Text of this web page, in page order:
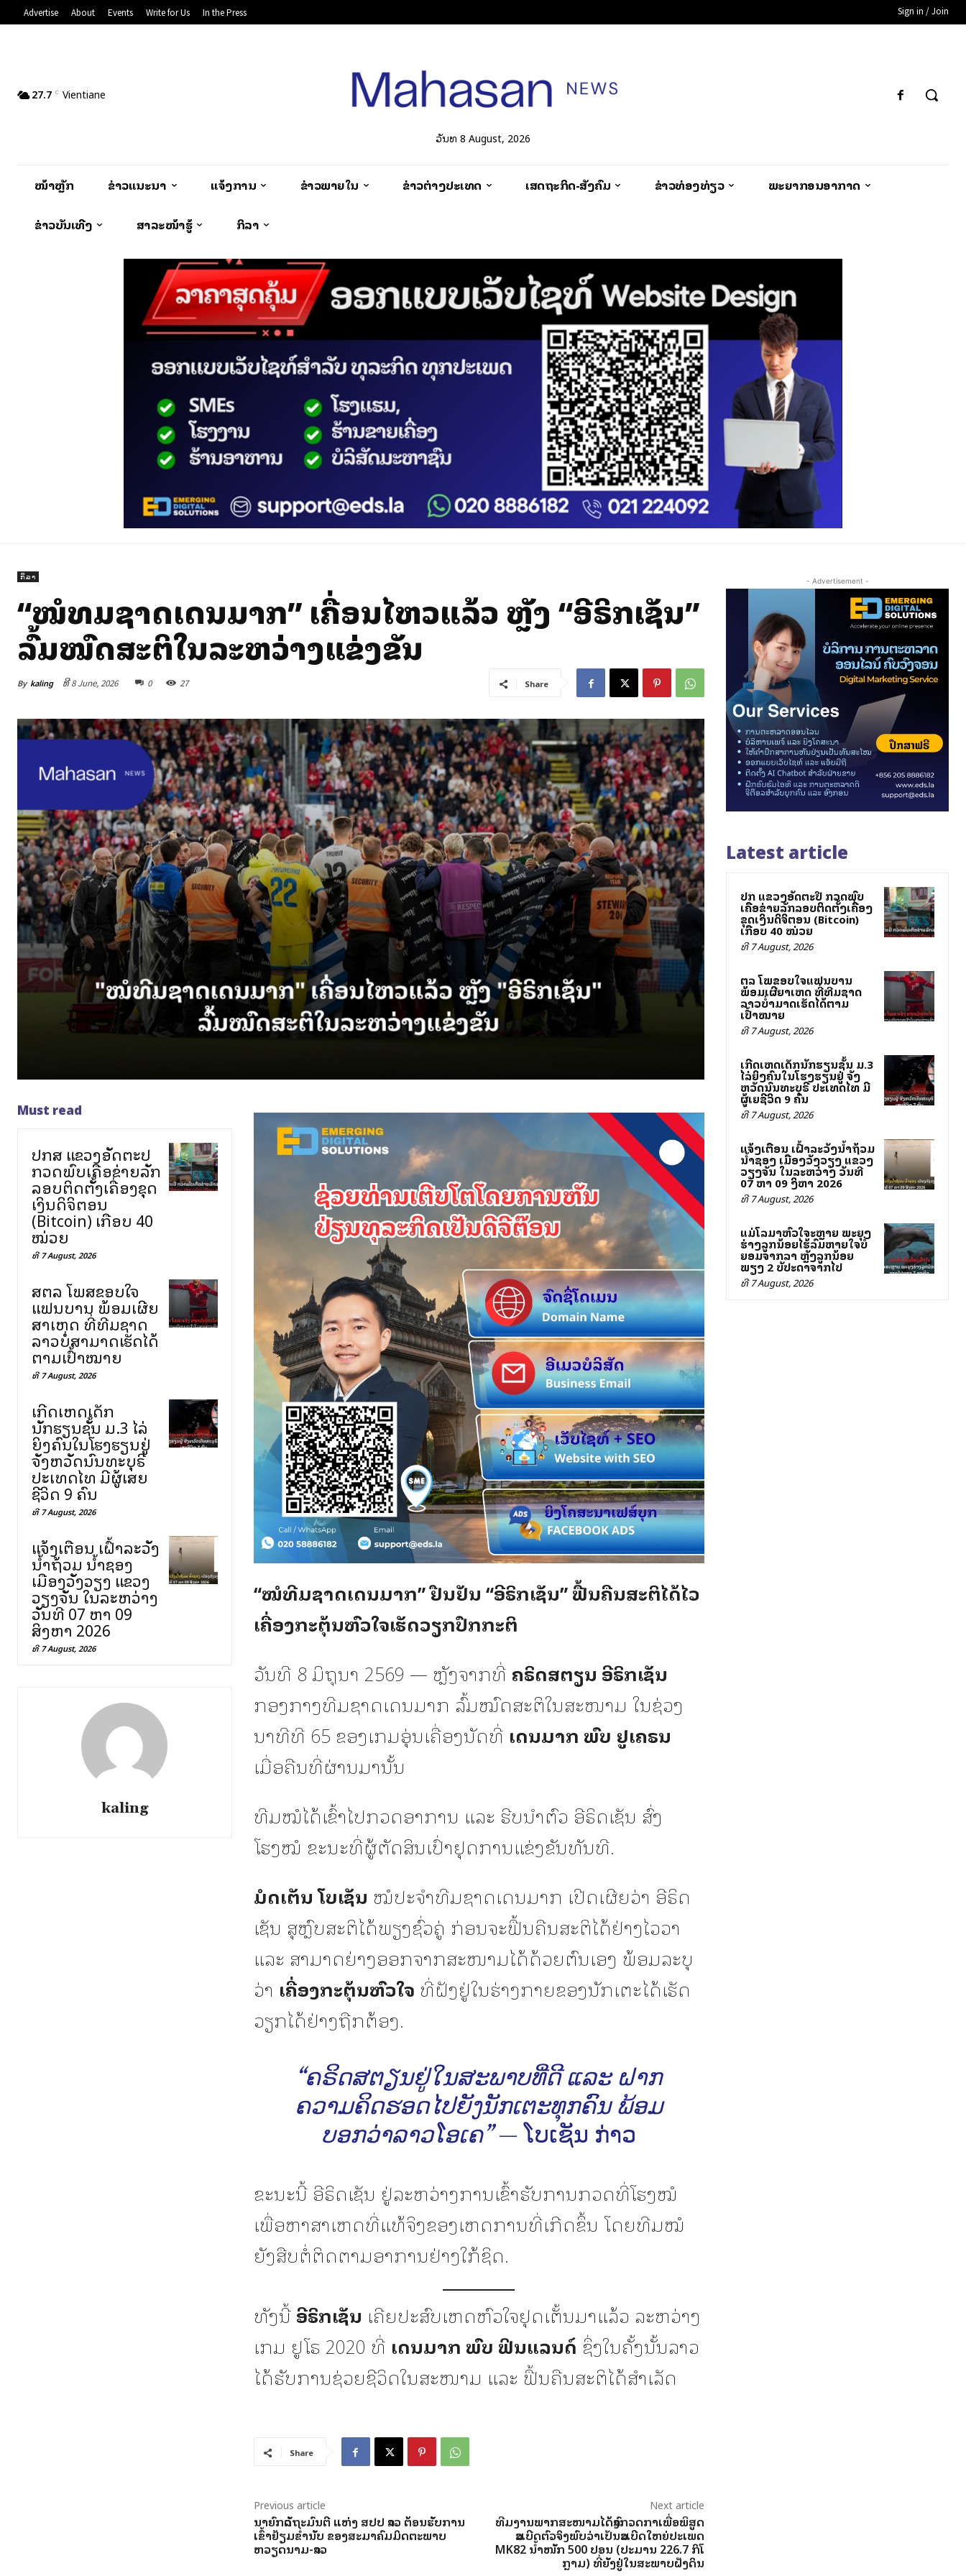
Advertise About Events Write for Us In the Press Sign in / Join
27.7 C Vientiane
ວັນທີ 8 August, 2026
ໜ້າຫຼັກ ຂ່າວແນະນຳ ແຈ້ງການ ຂ່າວພາຍໃນ ຂ່າວຕ່າງປະເທດ ເສດຖະກິດ-ສັງຄົມ ຂ່າວທ່ອງທ່ຽວ ພະຍາກອນອາກາດ
ຂ່າວບັນເທີງ ສາລະໜ້າຮູ້ ກິລາ
ກິລາ
“ໝໍທີມຊາດເດນມາກ” ເຄື່ອນໄຫວແລ້ວ ຫຼັງ “ອີຣິກເຊັນ”
ລົ້ມໝົດສະຕິໃນລະຫວ່າງແຂ່ງຂັນ
By kaling ທີ 8 June, 2026 0 27 Share
Must read
ປກສ ແຂວງອັດຕະປື
ກວດພົບເຄືອຂ່າຍລັກ
ລອບຕິດຕັ້ງເຄື່ອງຂຸດ
ເງິນດິຈິຕອນ
(Bitcoin) ເກືອບ 40
ໝ່ວຍ
ທີ 7 August, 2026
ສຕລ ໂພສຂອບໃຈ
ແຟນບານ ພ້ອມເຜີຍ
ສາເຫດ ທີ່ທີມຊາດ
ລາວບໍ່ສາມາດເຮັດໄດ້
ຕາມເປົ້າໝາຍ
ທີ 7 August, 2026
ເກີດເຫດເດັກ
ນັກຮຽນຊັ້ນ ມ.3 ໄລ່
ຍິງຄົນໃນໂຮງຮຽນຢູ່
ຈັງຫວັດນົນທະບຸຣີ
ປະເທດໄທ ມີຜູ້ເສຍ
ຊີວິດ 9 ຄົນ
ທີ 7 August, 2026
ແຈ້ງເຕືອນ ເຝົ້າລະວັງ
ນ້ຳຖ້ວມ ນ້ຳຊອງ
ເມືອງວັງວຽງ ແຂວງ
ວຽງຈັນ ໃນລະຫວ່າງ
ວັນທີ 07 ຫາ 09
ສິງຫາ 2026
ທີ 7 August, 2026
kaling
“ໝໍທີມຊາດເດນມາກ” ຢືນຢັນ “ອີຣິກເຊັນ” ຟື້ນຄືນສະຕິໄດ້ໄວ
ເຄື່ອງກະຕຸ້ນຫົວໃຈເຮັດວຽກປົກກະຕິ
ວັນທີ 8 ມິຖຸນາ 2569 — ຫຼັງຈາກທີ່ ຄຣິດສຕຽນ ອີຣິກເຊັນ
ກອງກາງທີມຊາດເດນມາກ ລົ້ມໝົດສະຕິໃນສະໜາມ ໃນຊ່ວງ
ນາທີທີ 65 ຂອງເກມອຸ່ນເຄື່ອງນັດທີ່ ເດນມາກ ພົບ ຢູເຄຣນ
ເມື່ອຄືນທີ່ຜ່ານມານັ້ນ
ທີມໝໍໄດ້ເຂົ້າໄປກວດອາການ ແລະ ຮີບນຳຕົວ ອີຣິດເຊັນ ສົ່ງ
ໂຮງໝໍ ຂະນະທີ່ຜູ້ຕັດສິນເປົ່າຢຸດການແຂ່ງຂັນທັນທີ.
ມໍດເຕັນ ໂບເຊັນ ໝໍປະຈຳທີມຊາດເດນມາກ ເປີດເຜີຍວ່າ ອີຣິດ
ເຊັນ ສຸຫຼົບສະຕິໄດ້ພຽງຊົ່ວຄູ່ ກ່ອນຈະຟື້ນຄືນສະຕິໄດ້ຢ່າງໄວວາ
ແລະ ສາມາດຍ່າງອອກຈາກສະໜາມໄດ້ດ້ວຍຕົນເອງ ພ້ອມລະບຸ
ວ່າ ເຄື່ອງກະຕຸ້ນຫົວໃຈ ທີ່ຝັງຢູ່ໃນຮ່າງກາຍຂອງນັກເຕະໄດ້ເຮັດ
ວຽກໄດ້ຢ່າງຖືກຕ້ອງ.
“ຄຣິດສຕຽນຢູ່ໃນສະພາບທີ່ດີ ແລະ ຝາກ
ຄວາມຄິດຮອດໄປຍັງນັກເຕະທຸກຄົນ ພ້ອມ
ບອກວ່າລາວໂອເຄ”— ໂບເຊັນ ກ່າວ
ຂະນະນີ້ ອີຣິດເຊັນ ຢູ່ລະຫວ່າງການເຂົ້າຮັບການກວດທີ່ໂຮງໝໍ
ເພື່ອຫາສາເຫດທີ່ແທ້ຈິງຂອງເຫດການທີ່ເກີດຂຶ້ນ ໂດຍທີມໝໍ
ຍັງສືບຕໍ່ຕິດຕາມອາການຢ່າງໃກ້ຊິດ.
ທັງນີ້ ອີຣິກເຊັນ ເຄີຍປະສົບເຫດຫົວໃຈຢຸດເຕັ້ນມາແລ້ວ ລະຫວ່າງ
ເກມ ຢູໂຣ 2020 ທີ່ ເດນມາກ ພົບ ຟິນແລນດ໌ ຊຶ່ງໃນຄັ້ງນັ້ນລາວ
ໄດ້ຮັບການຊ່ວຍຊີວິດໃນສະໜາມ ແລະ ຟື້ນຄືນສະຕິໄດ້ສຳເລັດ
Share
Previous article
ນາຍົກລັດຖະມົນຕີ ແຫ່ງ ສປປ ລາວ ຕ້ອນຮັບການ
ເຂົ້າຢ້ຽມຂໍ່ານັບ ຂອງສະມາຄົມມິດຕະພາບ
ຫວຽດນາມ-ລາວ
Next article
ທີມງານພາກສະໜາມໄດ້ລົງກວດກາເພື່ອພິສູດ
ລະເບີດຕົວຈິງພົບວ່າເປັນລະເບີດໃຫຍ່ປະເພດ
MK82 ນໍ້າໜັກ 500 ປອນ (ປະມານ 226.7 ກິໂລ
ກຼາມ) ທີ່ຍັງຢູ່ໃນສະພາບຝັງດິນ
- Advertisement -
Latest article
ປກສ ແຂວງອັດຕະປື ກວດພົບ
ເຄືອຂ່າຍລັກລອບຕິດຕັ້ງເຄື່ອງ
ຂຸດເງິນດິຈິຕອນ (Bitcoin)
ເກືອບ 40 ໝ່ວຍ
ທີ 7 August, 2026
ສຕລ ໂພສຂອບໃຈແຟນບານ
ພ້ອມເຜີຍສາເຫດ ທີ່ທີມຊາດ
ລາວບໍ່ສາມາດເຮັດໄດ້ຕາມ
ເປົ້າໝາຍ
ທີ 7 August, 2026
ເກີດເຫດເດັກນັກຮຽນຊັ້ນ ມ.3
ໄລ່ຍິງຄົນໃນໂຮງຮຽນຢູ່ ຈັງ
ຫວັດນົນທະບຸຣີ ປະເທດໄທ ມີ
ຜູ້ເສຍຊີວິດ 9 ຄົນ
ທີ 7 August, 2026
ແຈ້ງເຕືອນ ເຝົ້າລະວັງນ້ຳຖ້ວມ
ນ້ຳຊອງ ເມືອງວັງວຽງ ແຂວງ
ວຽງຈັນ ໃນລະຫວ່າງ ວັນທີ
07 ຫາ 09 ສິງຫາ 2026
ທີ 7 August, 2026
ແມ່ໂລມາຫົວໃຈສະຫຼາຍ ພະຍຸງ
ຮ່າງລູກນ້ອຍໄຮ້ລົມຫາຍໃຈບໍ່
ຍອມຈາກລາ ຫຼັງລູກນ້ອຍ
ພຽງ 2 ສັບປະດາຈາກໄປ
ທີ 7 August, 2026